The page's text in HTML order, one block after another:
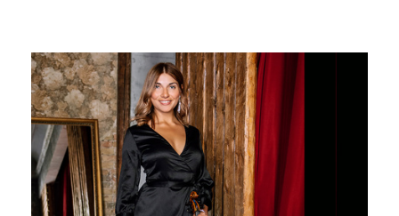
2017
2016
2015
2013
2012
2011